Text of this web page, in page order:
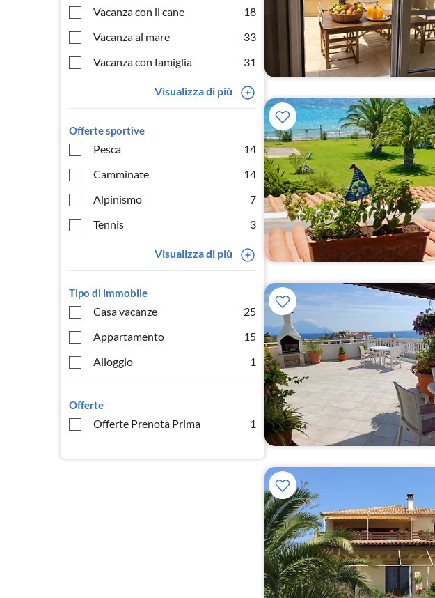
Vacanza con il cane
18
Vacanza al mare
33
Vacanza con famiglia
31
Visualizza di più
Offerte sportive
Pesca
14
Camminate
14
Alpinismo
7
Tennis
3
Visualizza di più
Tipo di immobile
Casa vacanze
25
Appartamento
15
Alloggio
1
Offerte
Offerte Prenota Prima 1